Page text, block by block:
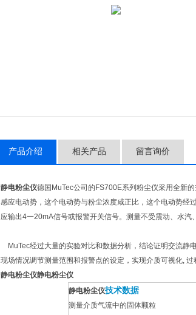
产品介绍 相关产品 留言询价
静电粉尘仪德国MuTec公司的FS700E系列粉尘仪采用全新
感应电动势，这个电动势与粉尘浓度咸正比，这个电动势经
应输出4一20mA信号或报警开关信号。测量不受震动、水汽
MuTec经过大量的实验对比和数据分析，结论证明交流静
现场情况调节测量范围和报警点的设定，实现介质可视化, 过
静电粉尘仪静电粉尘仪
静电粉尘仪技术数据
测量介质气流中的固体颗粒